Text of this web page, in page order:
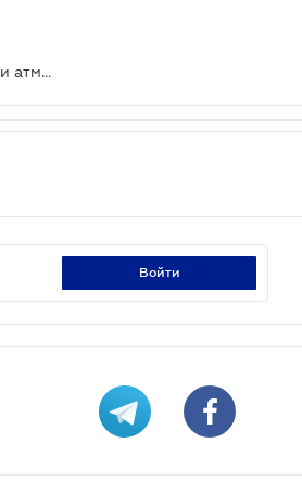
С 9 мая синоптики прогнозируют повышение температуры и атмосферного давления, 14-15 мая – сильные магнитные бури
войти